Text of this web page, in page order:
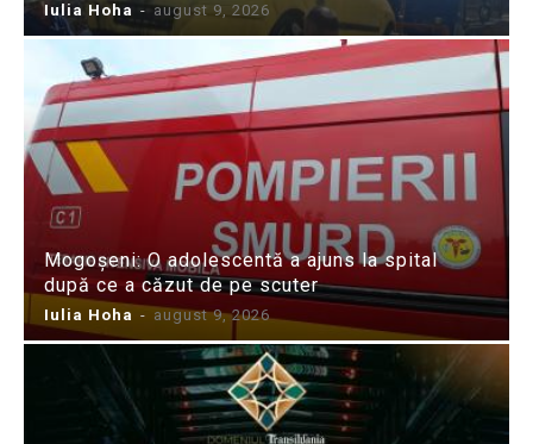
Iulia Hoha - august 9, 2026
Mogoșeni: O adolescentă a ajuns la spital
după ce a căzut de pe scuter
Iulia Hoha - august 9, 2026